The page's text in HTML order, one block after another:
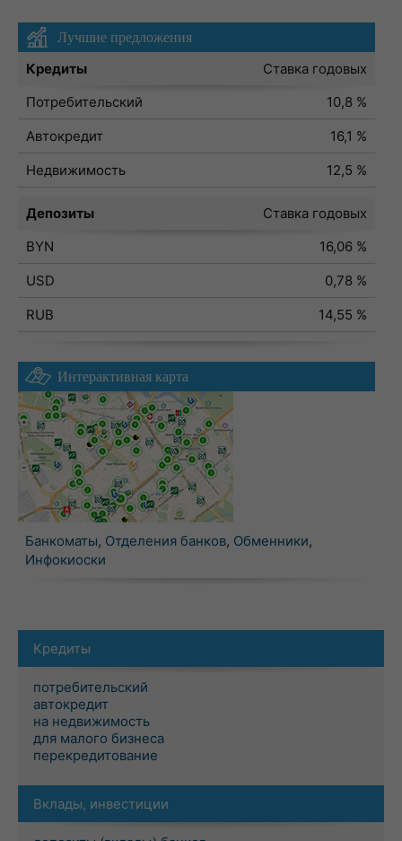
Лучшие предложения
Кредиты
Ставка годовых
Потребительский
10,8 %
Автокредит
16,1 %
Недвижимость
12,5 %
Депозиты
Ставка годовых
BYN
16,06 %
USD
0,78 %
RUB
14,55 %
Интерактивная карта
Банкоматы, Отделения банков, Обменники,
Инфокиоски
Кредиты
потребительский
автокредит
на недвижимость
для малого бизнеса
перекредитование
Вклады, инвестиции